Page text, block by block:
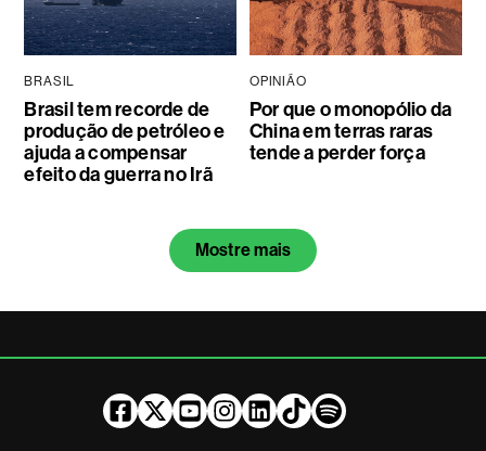
BRASIL
Brasil tem recorde de
produção de petróleo e
ajuda a compensar
efeito da guerra no Irã
OPINIÃO
Por que o monopólio da
China em terras raras
tende a perder força
Mostre mais